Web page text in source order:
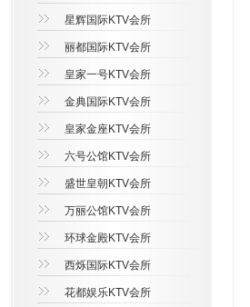
星辉国际KTV会所
丽都国际KTV会所
皇家一号KTV会所
金典国际KTV会所
皇家金座KTV会所
六号公馆KTV会所
盛世皇朝KTV会所
万丽公馆KTV会所
环球金殿KTV会所
西烁国际KTV会所
花都娱乐KTV会所